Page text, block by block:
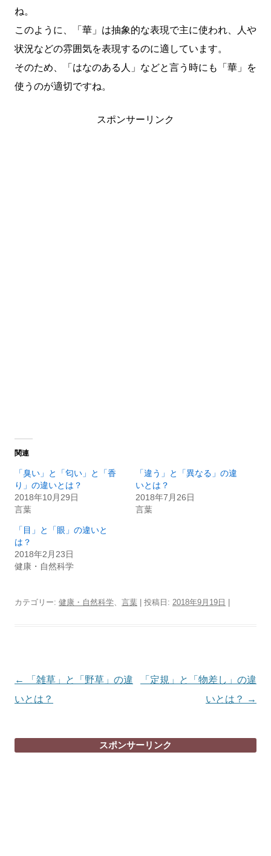
ね。
このように、「華」は抽象的な表現で主に使われ、人や
状況などの雰囲気を表現するのに適しています。
そのため、「はなのある人」などと言う時にも「華」を
使うのが適切ですね。
スポンサーリンク
関連
「臭い」と「匂い」と「香
り」の違いとは？
2018年10月29日
言葉
「違う」と「異なる」の違
いとは？
2018年7月26日
言葉
「目」と「眼」の違いと
は？
2018年2月23日
健康・自然科学
カテゴリー: 健康・自然科学、 言葉 | 投稿日: 2018年9月19日
投
稿
ビ
←
「雑草」と「野草」の違
いとは？
「定規」と「物差し」の違
いとは？
→
スポンサーリンク